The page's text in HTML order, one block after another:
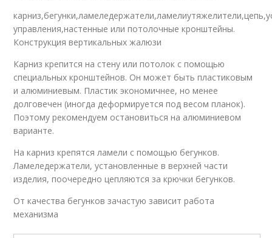
управления,настенные или потолочные кронштейны.
Конструкция вертикальных жалюзи
Карниз крепится на стену или потолок с помощью
специальных кронштейнов. Он может быть пластиковым
и алюминиевым. Пластик экономичнее, но менее
долговечен (иногда деформируется под весом планок).
Поэтому рекомендуем остановиться на алюминиевом
варианте.
На карниз крепятся ламели с помощью бегунков.
Ламеледержатели, установленные в верхней части
изделия, поочередно цепляются за крючки бегунков.
От качества бегунков зачастую зависит работа
механизма